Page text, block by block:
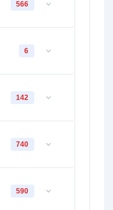
566
6
142
740
590